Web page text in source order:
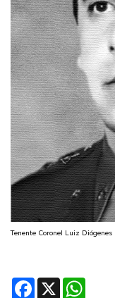
Tenente Coronel Luiz Diógenes
Facebook
X